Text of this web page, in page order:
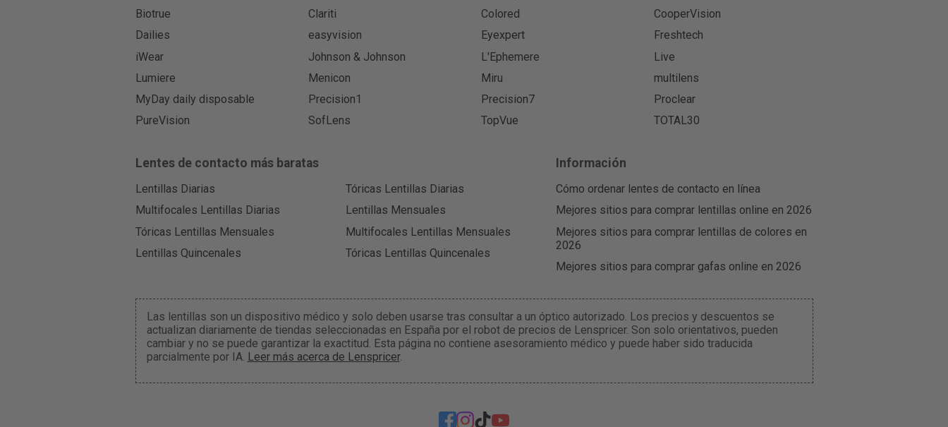
Biotrue
Clariti Colored
CooperVision
Dailies
easyvision Eyexpert
Freshtech
iWear
Johnson & Johnson L'Ephemere
Live
Lumiere
Menicon Miru
multilens
MyDay daily disposable
Precision1 Precision7
Proclear
PureVision
SofLens TopVue TOTAL30
Lentes de contacto más baratas
Lentillas Diarias
Tóricas Lentillas Diarias
Multifocales Lentillas Diarias
Lentillas Mensuales
Tóricas Lentillas Mensuales
Multifocales Lentillas Mensuales
Lentillas Quincenales
Tóricas Lentillas Quincenales
Información
Cómo ordenar lentes de contacto en línea
Mejores sitios para comprar lentillas online en 2026
Mejores sitios para comprar lentillas de colores en
2026
Mejores sitios para comprar gafas online en 2026
Las lentillas son un dispositivo médico y solo deben usarse tras consultar a un óptico autorizado. Los precios y descuentos se
actualizan diariamente de tiendas seleccionadas en España por el robot de precios de Lenspricer. Son solo orientativos, pueden
cambiar y no se puede garantizar la exactitud. Esta página no contiene asesoramiento médico y puede haber sido traducida
parcialmente por IA. Leer más acerca de Lenspricer.